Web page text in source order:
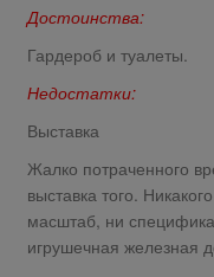
Достоинства:
Гардероб и туалеты.
Недостатки:
Выставка
Жалко потраченного
выставка того.
масштаб, ни
игрушечная железная